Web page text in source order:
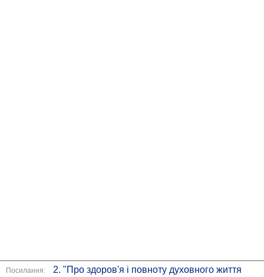
Посилання:
2. "Про здоров'я і повноту духовного життя